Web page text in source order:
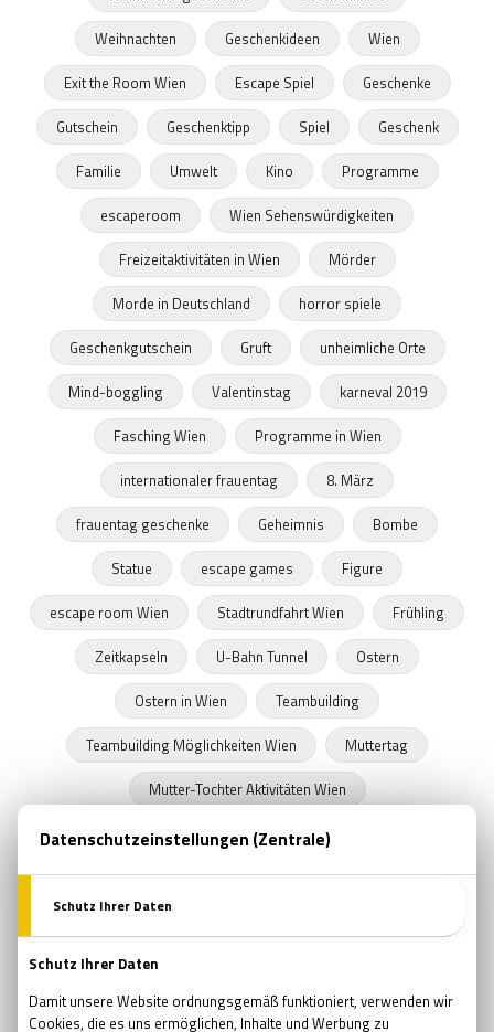
Weihnachten
Geschenkideen
Wien
Exit the Room Wien
Escape Spiel
Geschenke
Gutschein
Geschenktipp Spiel
Geschenk
Familie
Umwelt Kino
Programme
escaperoom
Wien Sehenswürdigkeiten
Freizeitaktivitäten in Wien
Mörder
Morde in Deutschland
horror spiele
Geschenkgutschein
Gruft
unheimliche Orte
Mind-boggling
Valentinstag
karneval 2019
Fasching Wien
Programme in Wien
internationaler frauentag
8. März
frauentag geschenke
Geheimnis
Bombe
Statue
escape games
Figure
escape room Wien
Stadtrundfahrt Wien
Frühling
Zeitkapseln
U-Bahn Tunnel
Ostern
Ostern in Wien
Teambuilding
Teambuilding Möglichkeiten Wien
Muttertag
Mutter-Tochter Aktivitäten Wien
Geschenke zum Muttertag
Marvel
Buchläden in Wien
Prüfung
Prüfungszeit
Verjüngung
Regeneration
Erholung Pfingsten